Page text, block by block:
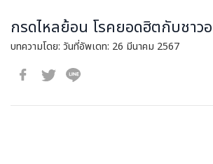
กรดไหลย้อน โรคยอดฮิตกับชาว
บทความโดย: วันที่อัพเดท: 26 มีนาคม 2567